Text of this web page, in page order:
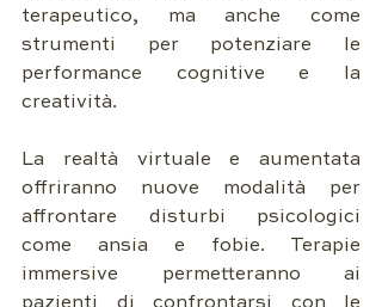
terapeutico, ma anche come
strumenti per potenziare le
performance cognitive e la
creatività.
La realtà virtuale e aumentata
offriranno nuove modalità per
affrontare disturbi psicologici
come ansia e fobie. Terapie
immersive permetteranno ai